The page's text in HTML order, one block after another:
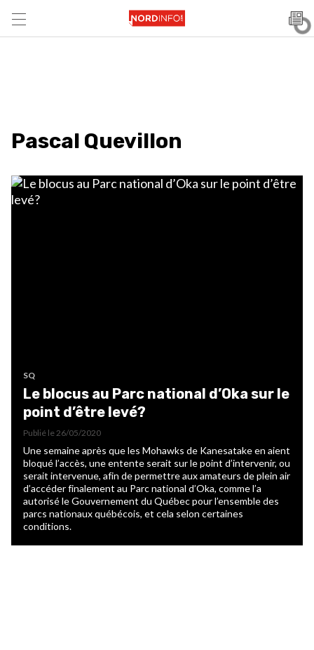
Pascal Quevillon
SQ
Le blocus au Parc national d’Oka sur le
point d’être levé?
Publié le26/05/2020
Une semaine après que les Mohawks de Kanesatake en aient
bloqué l’accès, une entente serait sur le point d’intervenir, ou
serait intervenue, afin de permettre aux amateurs de plein air
d’accéder finalement au Parc national d’Oka, comme l’a
autorisé le Gouvernement du Québec pour l’ensemble des
parcs nationaux québécois, et cela selon certaines
conditions.